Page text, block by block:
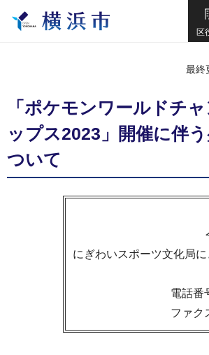
区
最終
「ポケモンワールドチ
ップス2023」開催に伴
ついて
にぎわいスポーツ文化局
電話番
ファク